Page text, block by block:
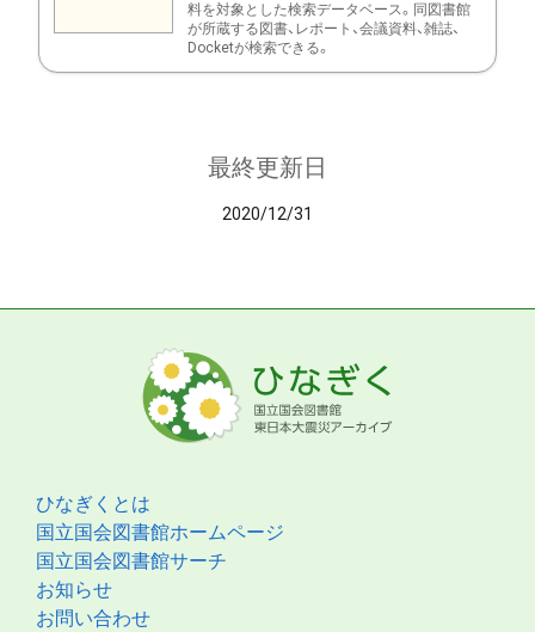
料を対象とした検索データベース。同図書館
が所蔵する図書、レポート、会議資料、雑誌、
Docketが検索できる。
最終更新日
2020/12/31
ひなぎくとは
国立国会図書館ホームページ
国立国会図書館サーチ
お知らせ
お問い合わせ